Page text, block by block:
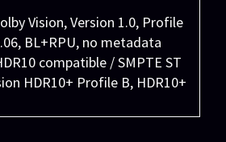
Vision, Version 1.0, Profile
BL+RPU, no metadata
compatible / SMPTE ST
HDR10+ Profile B, HDR10+